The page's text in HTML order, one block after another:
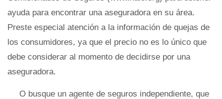
ayuda para encontrar una aseguradora en su área.
Preste especial atención a la información de quejas de
los consumidores, ya que el precio no es lo único que
debe considerar al momento de decidirse por una
aseguradora.
O busque un agente de seguros independiente, que